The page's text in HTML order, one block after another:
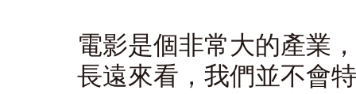
電影是個非常大的產業
長遠來看，我們並不會